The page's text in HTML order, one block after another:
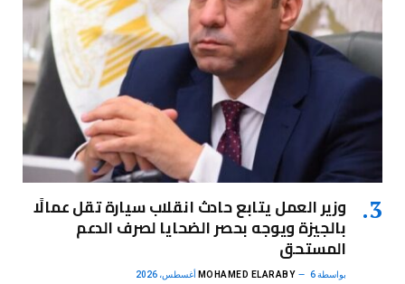
وزير العمل يتابع حادث انقلاب سيارة تقل عمالًا
بالجيزة ويوجه بحصر الضحايا لصرف الدعم
المستحق
بواسطة MOHAMED ELARABY 6 أغسطس، 2026